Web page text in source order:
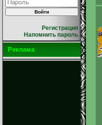
Регистрация
Напомнить пароль
Реклама